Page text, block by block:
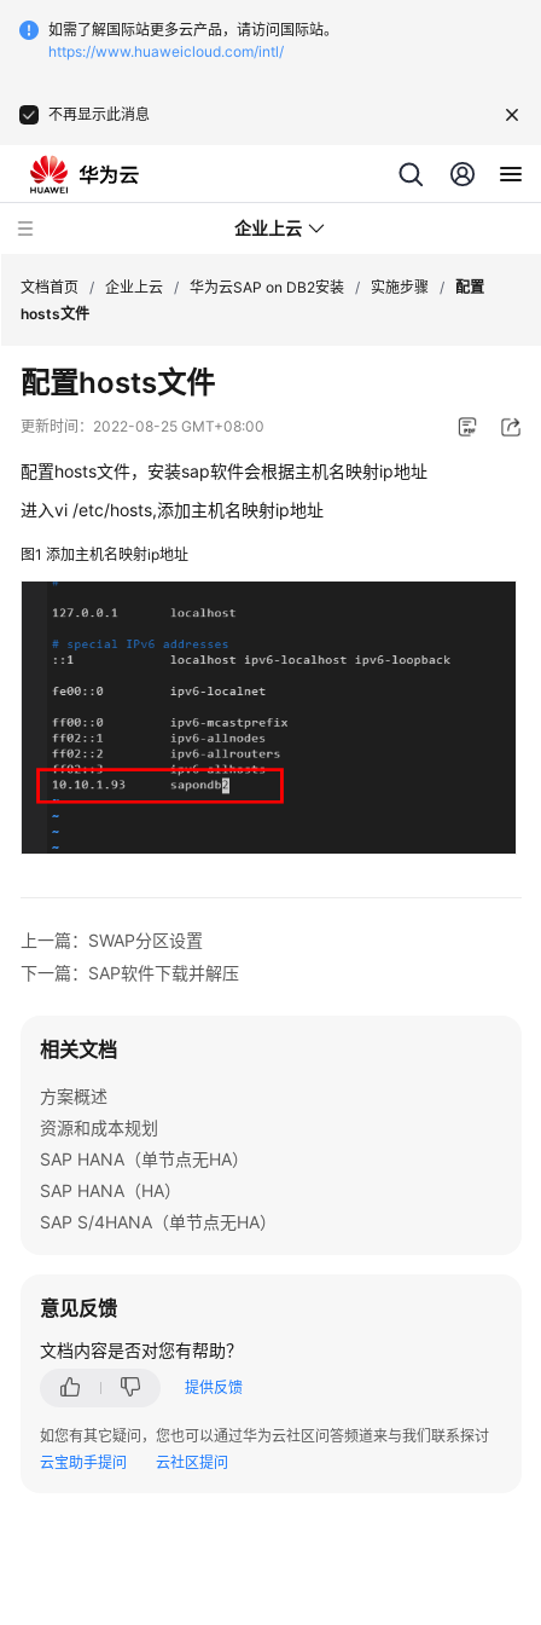
如需了解国际站更多云产品，请访问国际站。
https://www.huaweicloud.com/intl/
不再显示此消息
企业上云
SAP
监
控
CDN
下
载
加
速
球
数
据
传
输
加
速
用
网
站
构
云
化
心
数
据
云
应
器
化
文档首页 / 企业上云 / 华为云SAP on DB2安装 / 实施步骤 /
配置
hosts文件
配置hosts文件
更新时间： 2022-08-25 GMT+08:00
配置hosts文件，安装sap软件会根据主机名映射ip地址
进入vi /etc/hosts,添加主机名映射ip地址
图1 添加主机名映射ip地址
上一篇：SWAP分区设置
下一篇：SAP软件下载并解压
相关文档
方案概述
资源和成本规划
SAP HANA（单节点无HA）
SAP HANA（HA）
SAP S/4HANA（单节点无HA）
意见反馈
文档内容是否对您有帮助？
提供反馈
如您有其它疑问，您也可以通过华为云社区问答频道来与我们联系探讨
云宝助手提问
云社区提问